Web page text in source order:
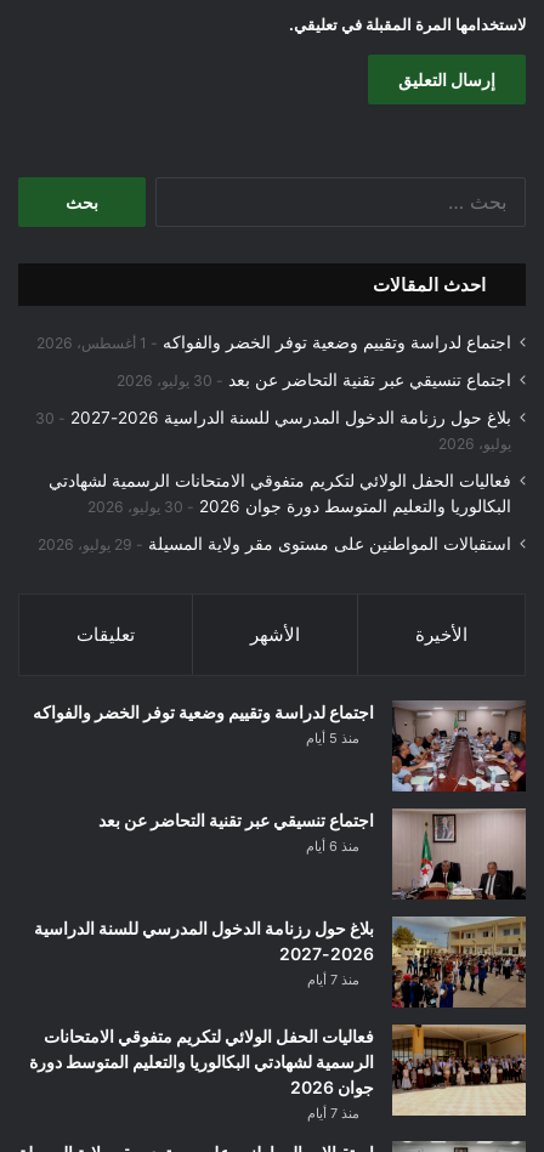
لاستخدامها المرة المقبلة في تعليقي.
احدث المقالات
اجتماع لدراسة وتقييم وضعية توفر الخضر والفواكه 1 أغسطس، 2026
اجتماع تنسيقي عبر تقنية التحاضر عن بعد 30 يوليو، 2026
بلاغ حول رزنامة الدخول المدرسي للسنة الدراسية 2026-2027
30
يوليو، 2026
فعاليات الحفل الولائي لتكريم متفوقي الامتحانات الرسمية لشهادتي
البكالوريا والتعليم المتوسط دورة جوان 2026
30 يوليو، 2026
استقبالات المواطنين على مستوى مقر ولاية المسيلة 29 يوليو، 2026
الأخيرة الأشهر تعليقات
اجتماع لدراسة وتقييم وضعية توفر الخضر والفواكه
منذ 5 أيام
اجتماع تنسيقي عبر تقنية التحاضر عن بعد
منذ 6 أيام
بلاغ حول رزنامة الدخول المدرسي للسنة الدراسية
2026-2027
منذ 7 أيام
فعاليات الحفل الولائي لتكريم متفوقي الامتحانات
الرسمية لشهادتي البكالوريا والتعليم المتوسط دورة
جوان 2026
منذ 7 أيام